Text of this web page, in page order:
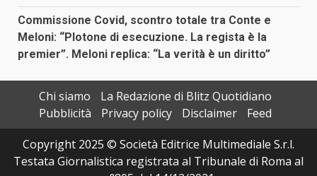
Commissione Covid, scontro totale tra Conte e
Meloni: “Plotone di esecuzione. La regista è la
premier”. Meloni replica: “La verità è un diritto”
Chi siamo
La Redazione di Blitz Quotidiano
Pubblicità
Privacy policy Disclaimer
Feed
Copyright 2025 © Società Editrice Multimediale S.r.l.
Testata Giornalistica registrata al Tribunale di Roma al